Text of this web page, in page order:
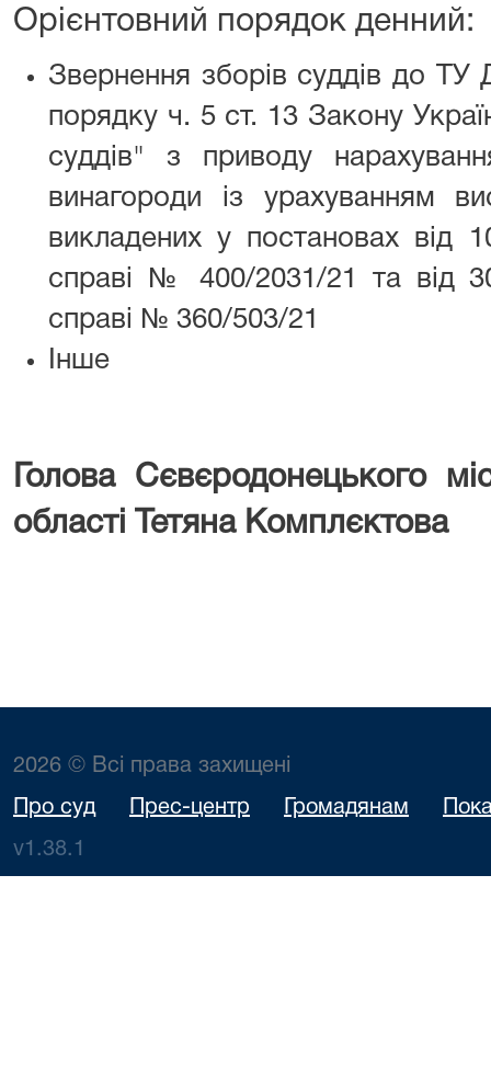
Орієнтовний порядок денний:
Звернення зборів суддів до ТУ
порядку ч. 5 ст. 13 Закону
суддів" з приводу
винагороди із урахуванням
викладених у постановах від
справі № 400/2031/21 та від
справі № 360/503/21
Інше
Голова Сєвєродонецького
області Тетяна Комплєктова
2026 © Всі права захищені
Про суд Прес-центр Громадянам
v1.38.1